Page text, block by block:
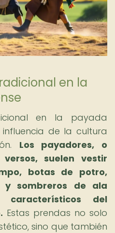
en la
en la payada
de la cultura
Los payadores, o
suelen vestir
botas de potro,
y sombreros de ala
característicos del
Estas prendas no solo
sino que también